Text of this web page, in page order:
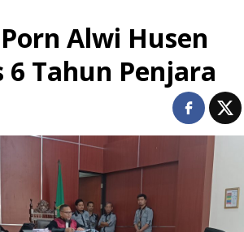
Alwi Husen
Tahun Penjara